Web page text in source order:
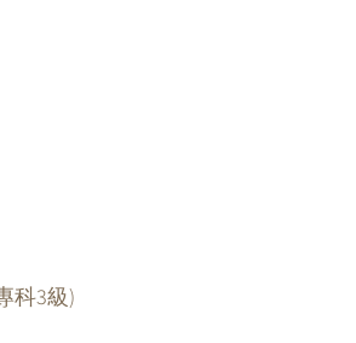
科3級)